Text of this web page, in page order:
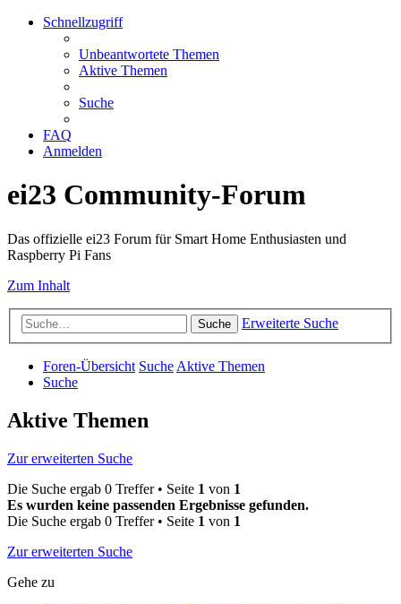
Schnellzugriff
Unbeantwortete Themen
Aktive Themen
Suche
FAQ
Anmelden
ei23 Community-Forum
Das offizielle ei23 Forum für Smart Home Enthusiasten und
Raspberry Pi Fans
Zum Inhalt
Suche Erweiterte Suche
Foren-Übersicht SucheAktive Themen
Suche
Aktive Themen
Zur erweiterten Suche
Die Suche ergab 0 Treffer • Seite 1 von 1
Es wurden keine passenden Ergebnisse gefunden.
Die Suche ergab 0 Treffer • Seite 1 von 1
Zur erweiterten Suche
Gehe zu